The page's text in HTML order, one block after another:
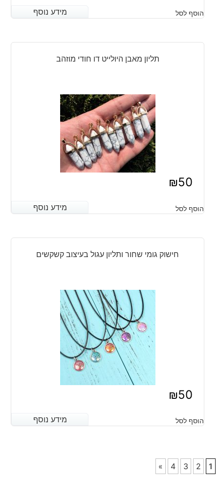
מידע נוסף הוסף לסל מידע נוסף
תליון מאבן היולייט דו חודי מוזהב
₪50
מידע נוסף הוסף לסל מידע נוסף
חישוק גומי שחור ותליון עגול בעיצוב קשקשים
₪50
מידע נוסף הוסף לסל מידע נוסף
1
2
3
4
»